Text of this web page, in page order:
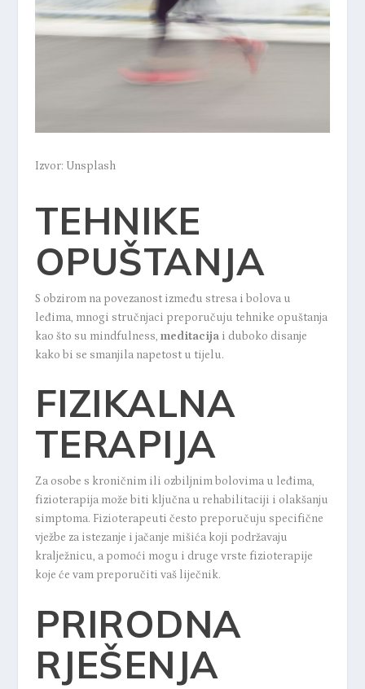
Izvor: Unsplash
TEHNIKE
OPUŠTANJA
S obzirom na povezanost između stresa i bolova u
leđima, mnogi stručnjaci preporučuju tehnike opuštanja
kao što su mindfulness, meditacija i duboko disanje
kako bi se smanjila napetost u tijelu.
FIZIKALNA
TERAPIJA
Za osobe s kroničnim ili ozbiljnim bolovima u leđima,
fizioterapija može biti ključna u rehabilitaciji i olakšanju
simptoma. Fizioterapeuti često preporučuju specifične
vježbe za istezanje i jačanje mišića koji podržavaju
kralježnicu, a pomoći mogu i druge vrste fizioterapije
koje će vam preporučiti vaš liječnik.
PRIRODNA
RJEŠENJA